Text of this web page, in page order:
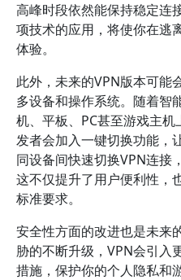
高峰时段依然能保持稳定连
项技术的应用，将使你在逃
体验。
此外，未来的VPN版本可能
多设备和操作系统。随着智
机、平板、PC甚至游戏主
发者会加入一键切换功能，
同设备间快速切换VPN连接
这不仅提升了用户便利性，
标准要求。
安全性方面的改进也是未来
胁的不断升级，VPN会引入
措施，保护你的个人隐私和